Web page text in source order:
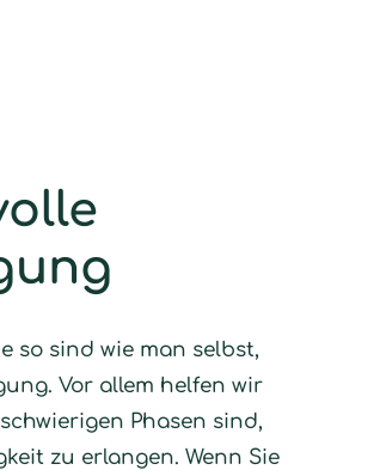
so sind wie man selbst,
Vor allem helfen wir
Phasen sind,
zu erlangen. Wenn Sie